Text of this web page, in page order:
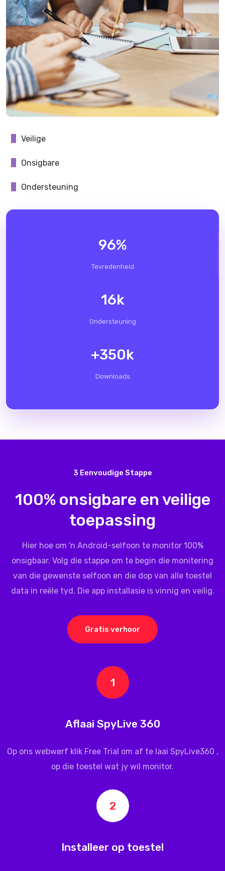
Veilige
Onsigbare
Ondersteuning
96%
Tevredenheid
16k
Ondersteuning
+350k
Downloads
3 Eenvoudige Stappe
100% onsigbare en veilige
toepassing
Hier hoe om 'n Android-selfoon te monitor 100%
onsigbaar. Volg die stappe om te begin die monitering
van die gewenste selfoon en die dop van alle toestel
data in reële tyd. Die app installasie is vinnig en veilig.
Gratis verhoor
1
Aflaai SpyLive 360
Op ons webwerf klik Free Trial om af te laai SpyLive360 ,
op die toestel wat jy wil monitor.
2
Installeer op toestel